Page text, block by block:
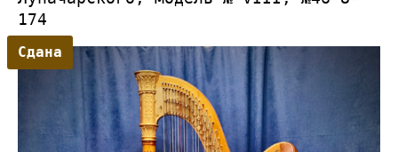
174
Сдана